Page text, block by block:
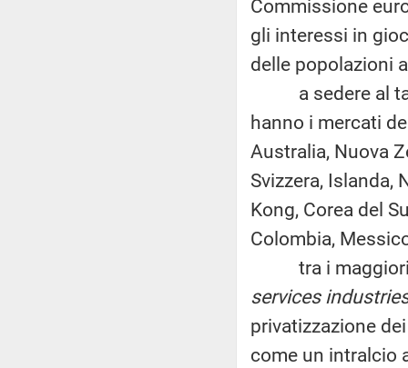
Commissione
gli interessi in
delle popolazioni
a sedere al
hanno i mercati
Australia, Nuova
Svizzera, Islanda,
Kong, Corea del
Colombia,
tra i
services
privatizzazione
come un intralcio